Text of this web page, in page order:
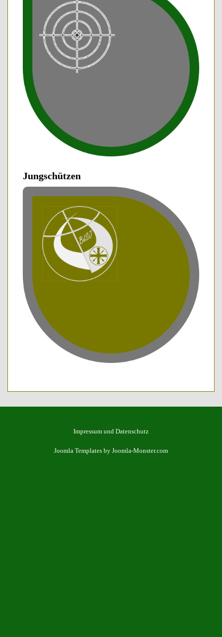
Jungschützen
Impressum und Datenschutz
Joomla Templates by Joomla-Monster.com